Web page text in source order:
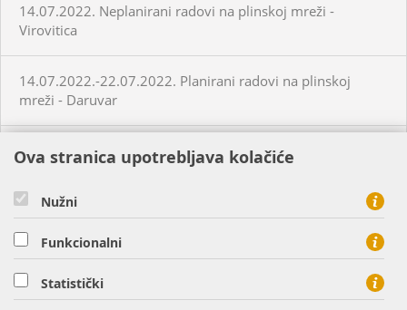
14.07.2022. Neplanirani radovi na plinskoj mreži -
Virovitica
14.07.2022.-22.07.2022. Planirani radovi na plinskoj
mreži - Daruvar
14.07.2022.Planirani radovi na plinskoj mreži - Osijek
15.07.2022. Planirani radovi na plinskoj mreži - Nemetin
15.07.2022. Neplanirani radovi na plinskoj mreži -
Virovitica
Ova stranica upotrebljava kolačiće
Nužni
Funkcionalni
Statistički